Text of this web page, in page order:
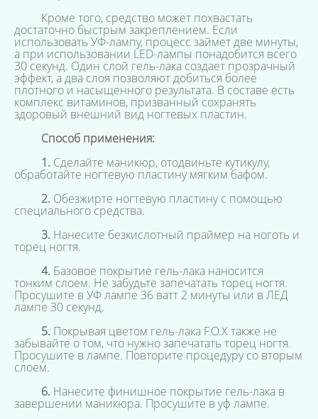
Кроме того, средство может похвастать
достаточно быстрым закреплением. Если
использовать УФ-лампу, процесс займет две минуты,
а при использовании LED-лампы понадобится всего
30 секунд. Один слой гель-лака создает прозрачный
эффект, а два слоя позволяют добиться более
плотного и насыщенного результата. В составе есть
комплекс витаминов, призванный сохранять
здоровый внешний вид ногтевых пластин.
Способ применения:
1. Сделайте маникюр, отодвиньте кутикулу,
обработайте ногтевую пластину мягким бафом.
2. Обезжирте ногтевую пластину с помощью
специального средства.
3. Нанесите безкислотный праймер на ноготь и
торец ногтя.
4. Базовое покрытие гель-лака наносится
тонким слоем. Не забудьте запечатать торец ногтя.
Просушите в УФ лампе 36 ватт 2 минуты или в ЛЕД
лампе 30 секунд.
5. Покрывая цветом гель-лака F.O.X также не
забывайте о том, что нужно запечатать торец ногтя.
Просушите в лампе. Повторите процедуру со вторым
слоем.
6. Нанесите финишное покрытие гель-лака в
завершении маникюра. Просушите в уф лампе.